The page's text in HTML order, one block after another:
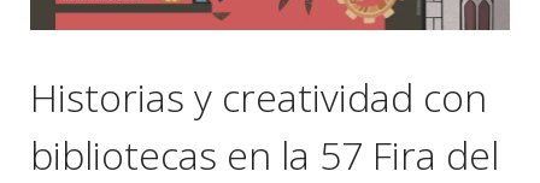
Historias y creatividad con
bibliotecas en la 57 Fira del